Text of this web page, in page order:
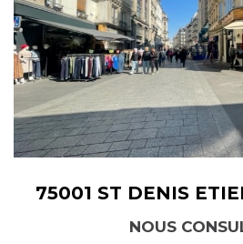
75001 ST DENIS
NOUS